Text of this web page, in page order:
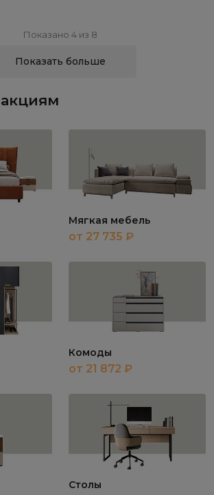
Показано 4 из 8
Показать больше
Мягкая мебель
от 27 735 ₽
Комоды
от 21 872 ₽
Столы